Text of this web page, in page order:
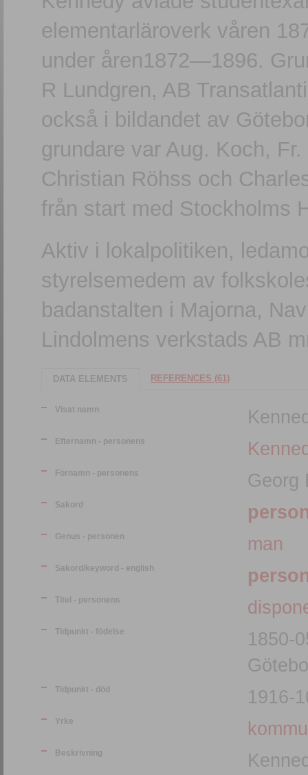
elementarläroverk våren
under åren1872—1896.
R Lundgren, AB
också i bildandet av
grundare var Aug. Koch,
Christian Röhss och
från start med Stockholms
Aktiv i lokalpolitiken,
styrelsemedem av
badanstalten i Majorna,
Lindolmens verkstads AB
DATA ELEMENTS REFERENCES (61)
Visat namn
Efternamn - personens
Förnamn - personens Georg
Sakord
Genus - personen man
Sakord/keyword - english
Titel - personens
Tidpunkt - födelse
1850-
Tidpunkt - död 1916-
Yrke
Beskrivning